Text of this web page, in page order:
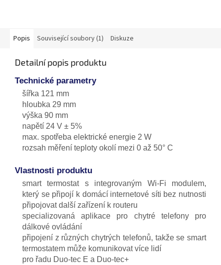
Popis Související soubory (1) Diskuze
Detailní popis produktu
Technické parametry
šířka 121 mm
hloubka 29 mm
výška 90 mm
napětí 24 V ± 5%
max. spotřeba elektrické energie 2 W
rozsah měření teploty okolí mezi 0 až 50° C
Vlastnosti produktu
smart termostat s integrovaným Wi-Fi modulem,
který se připojí k domácí internetové síti bez nutnosti
připojovat další zařízení k routeru
specializovaná aplikace pro chytré telefony pro
dálkové ovládání
připojení z různých chytrých telefonů, takže se smart
termostatem může komunikovat více lidí
pro řadu Duo-tec E a Duo-tec+